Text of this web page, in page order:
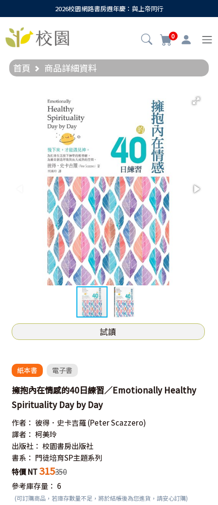
2026校園網路書房週年慶：與上帝同行
0
首頁 商品詳細資料
試讀
紙本書 電子書
擁抱內在情感的40日練習／Emotionally Healthy
Spirituality Day by Day
作者： 彼得．史卡吉羅 (Peter Scazzero)
譯者： 柯美玲
出版社： 校園書房出版社
書系： 門徒培育SP主題系列
特價 NT 315350
參考庫存量： 6
(可訂購商品，若庫存數量不足，將於結帳後為您進貨，請安心訂購)